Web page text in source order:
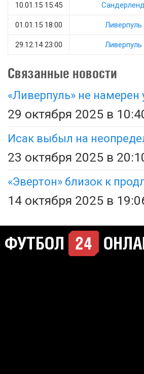
10.01.15 15:45 Сандерленд
01.01.15 18:00 Ливерпуль
29.12.14 23:00 Ливерпуль
Связанные новости
«Ливерпуль» не намерен
29 октября 2025 в
Исак выбыл на
23 октября 2025 в
«Эвертон» близок к
14 октября 2025 в